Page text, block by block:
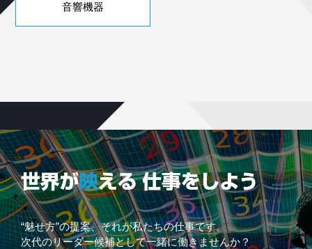
音響機器
“魅せ方”の提案、それが私たちの仕事です。
次代のリーダー候補として一緒に働きませんか？